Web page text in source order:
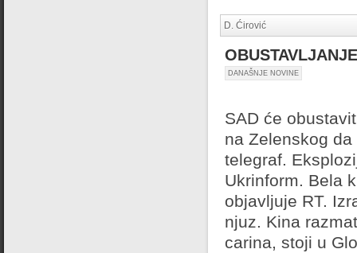
D. Ćirović
DANAŠNJE NOVINE
SAD će
na Zelenskog
telegraf.
Ukrinform. Bela
objavljuje RT.
njuz. Kina
carina, stoji u